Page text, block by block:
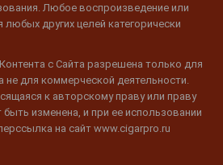
Любое воспроизведение или
других целей категорически
с Сайта разрешена только для
не для коммерческой деятельности.
к авторскому праву или праву
изменена, и при ее использовании
на сайт www.cigarpro.ru